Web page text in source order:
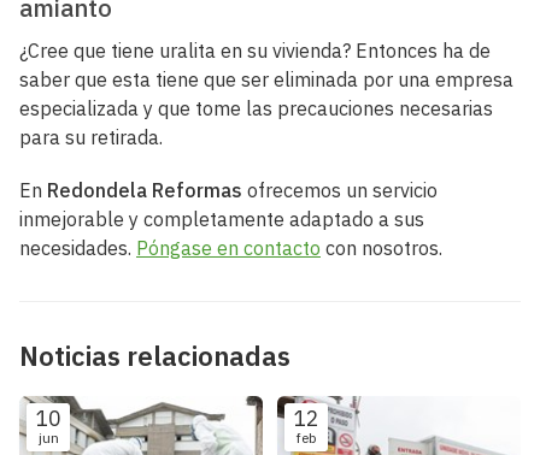
amianto
¿Cree que tiene uralita en su vivienda? Entonces ha de
saber que esta tiene que ser eliminada por una empresa
especializada y que tome las precauciones necesarias
para su retirada.
En Redondela Reformas ofrecemos un servicio
inmejorable y completamente adaptado a sus
necesidades. Póngase en contacto con nosotros.
Noticias relacionadas
10
jun
12
feb